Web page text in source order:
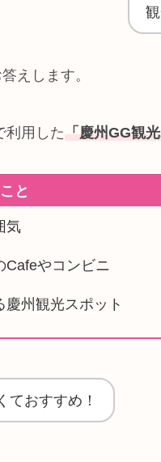
えします。
利用した「慶州GG観
と
気
Cafeやコンビニ
慶州観光スポット
ておすすめ！